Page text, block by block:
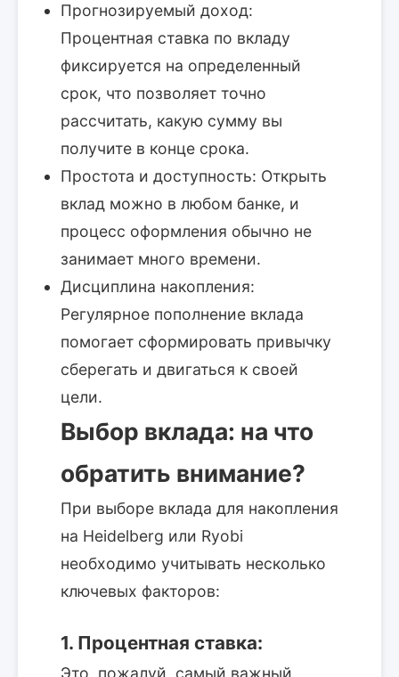
Прогнозируемый доход:
Процентная ставка по вкладу
фиксируется на определенный
срок, что позволяет точно
рассчитать, какую сумму вы
получите в конце срока.
Простота и доступность: Открыть
вклад можно в любом банке, и
процесс оформления обычно не
занимает много времени.
Дисциплина накопления:
Регулярное пополнение вклада
помогает сформировать привычку
сберегать и двигаться к своей
цели.
Выбор вклада: на что
обратить внимание?
При выборе вклада для накопления
на Heidelberg или Ryobi
необходимо учитывать несколько
ключевых факторов:
1. Процентная ставка: